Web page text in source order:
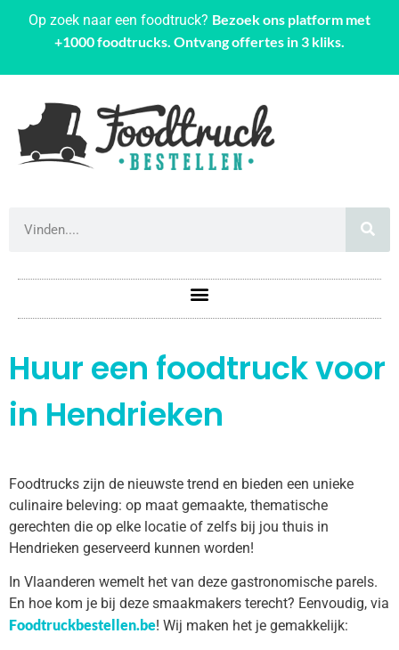
Op zoek naar een foodtruck? Bezoek ons platform met
+1000 foodtrucks. Ontvang offertes in 3 kliks.
Huur een foodtruck voor
in Hendrieken
Foodtrucks zijn de nieuwste trend en bieden een unieke
culinaire beleving: op maat gemaakte, thematische
gerechten die op elke locatie of zelfs bij jou thuis in
Hendrieken geserveerd kunnen worden!
In Vlaanderen wemelt het van deze gastronomische parels.
En hoe kom je bij deze smaakmakers terecht? Eenvoudig, via
Foodtruckbestellen.be! Wij maken het je gemakkelijk: